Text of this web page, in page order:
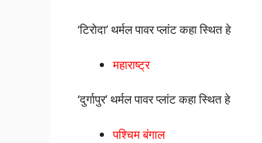
‘टिरोदा’ थर्मल पावर प्लांट कहा स्थित हे
महाराष्ट्र
‘दुर्गापुर’ थर्मल पावर प्लांट कहा स्थित हे
पश्चिम बंगाल